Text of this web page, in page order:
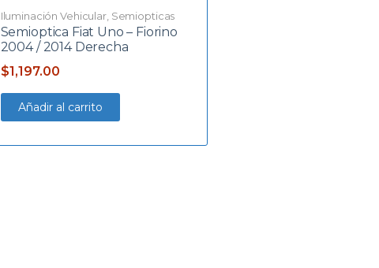
Iluminación Vehicular, Semiopticas
Semioptica Fiat Uno – Fiorino
2004 / 2014 Derecha
$1,197.00
Añadir al carrito